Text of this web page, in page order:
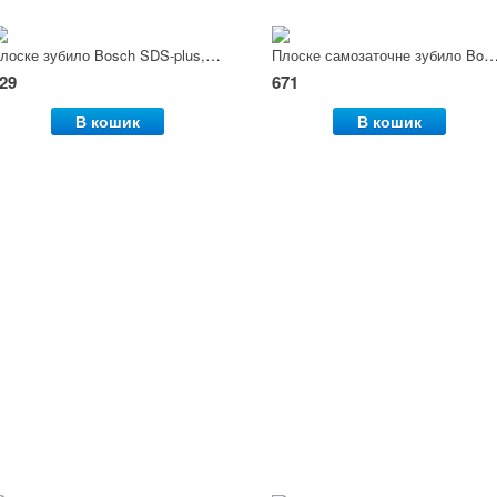
Плоске зубило Bosch SDS-plus, 250 мм
В кошик
Плоске самозаточне зубило
671
В кошик